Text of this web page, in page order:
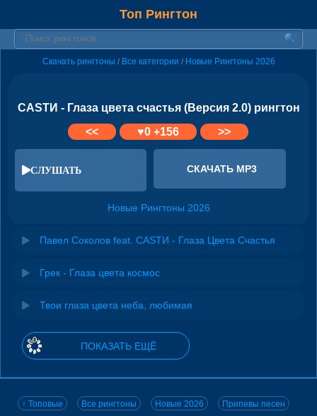
Топ Рингтон
Скачать рингтоны / Все категории / Новые Рингтоны 2026
CASTИ - Глаза цвета счастья (Версия 2.0) рингтон
<<
♥0+156 >>
СЛУШАТЬ СКАЧАТЬ MP3
Новые Рингтоны 2026
Павел Соколов feat. CASTИ - Глаза Цвета Счастья
Грек - Глаза цвета космос
Твои глаза цвета неба, любимая
ПОКАЗАТЬ ЕЩЁ
↑ Топовые Все рингтоны Новые 2026 Припевы песен